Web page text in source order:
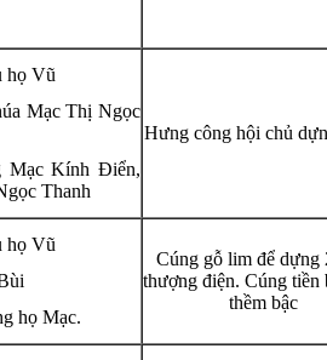
họ Vũ
Mạc Thị Ngọc
Mạc Kính Điển,
Thanh
Hưng công hội chủ
họ Vũ
họ Mạc.
Cúng gỗ lim để dựng
thượng điện. Cúng tiền
thềm bậc